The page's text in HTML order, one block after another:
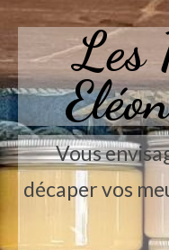
Les
Vous
décaper vos